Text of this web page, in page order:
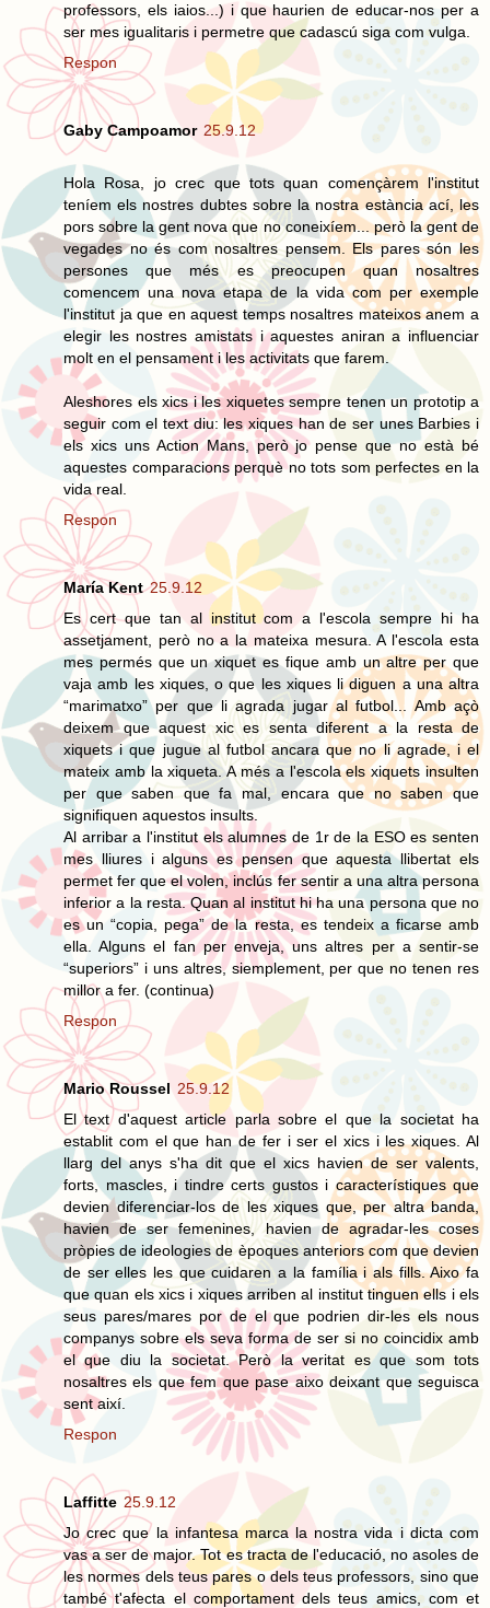
professors, els iaios...) i que haurien de educar-nos per a
ser mes igualitaris i permetre que cadascú siga com vulga.
Respon
Gaby Campoamor 25.9.12
Hola Rosa, jo crec que tots quan començàrem l'institut
teníem els nostres dubtes sobre la nostra estància ací, les
pors sobre la gent nova que no coneixíem... però la gent de
vegades no és com nosaltres pensem. Els pares són les
persones que més es preocupen quan nosaltres
comencem una nova etapa de la vida com per exemple
l'institut ja que en aquest temps nosaltres mateixos anem a
elegir les nostres amistats i aquestes aniran a influenciar
molt en el pensament i les activitats que farem.
Aleshores els xics i les xiquetes sempre tenen un prototip a
seguir com el text diu: les xiques han de ser unes Barbies i
els xics uns Action Mans, però jo pense que no està bé
aquestes comparacions perquè no tots som perfectes en la
vida real.
Respon
María Kent 25.9.12
Es cert que tan al institut com a l'escola sempre hi ha
assetjament, però no a la mateixa mesura. A l'escola esta
mes permés que un xiquet es fique amb un altre per que
vaja amb les xiques, o que les xiques li diguen a una altra
“marimatxo” per que li agrada jugar al futbol... Amb açò
deixem que aquest xic es senta diferent a la resta de
xiquets i que jugue al futbol ancara que no li agrade, i el
mateix amb la xiqueta. A més a l'escola els xiquets insulten
per que saben que fa mal, encara que no saben que
signifiquen aquestos insults.
Al arribar a l'institut els alumnes de 1r de la ESO es senten
mes lliures i alguns es pensen que aquesta llibertat els
permet fer que el volen, inclús fer sentir a una altra persona
inferior a la resta. Quan al institut hi ha una persona que no
es un “copia, pega” de la resta, es tendeix a ficarse amb
ella. Alguns el fan per enveja, uns altres per a sentir-se
“superiors” i uns altres, siemplement, per que no tenen res
millor a fer. (continua)
Respon
Mario Roussel 25.9.12
El text d'aquest article parla sobre el que la societat ha
establit com el que han de fer i ser el xics i les xiques. Al
llarg del anys s'ha dit que el xics havien de ser valents,
forts, mascles, i tindre certs gustos i característiques que
devien diferenciar-los de les xiques que, per altra banda,
havien de ser femenines, havien de agradar-les coses
pròpies de ideologies de èpoques anteriors com que devien
de ser elles les que cuidaren a la família i als fills. Aixo fa
que quan els xics i xiques arriben al institut tinguen ells i els
seus pares/mares por de el que podrien dir-les els nous
companys sobre els seva forma de ser si no coincidix amb
el que diu la societat. Però la veritat es que som tots
nosaltres els que fem que pase aixo deixant que seguisca
sent així.
Respon
Laffitte 25.9.12
Jo crec que la infantesa marca la nostra vida i dicta com
vas a ser de major. Tot es tracta de l'educació, no asoles de
les normes dels teus pares o dels teus professors, sino que
també t'afecta el comportament dels teus amics, com et